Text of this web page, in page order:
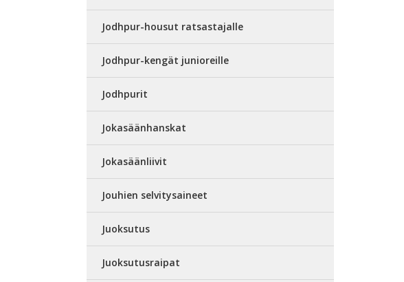
Jodhpur-housut ratsastajalle
Jodhpur-kengät junioreille
Jodhpurit
Jokasäänhanskat
Jokasäänliivit
Jouhien selvitysaineet
Juoksutus
Juoksutusraipat